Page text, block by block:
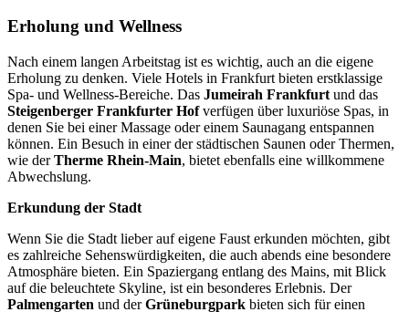
Erholung und Wellness
Nach einem langen Arbeitstag ist es wichtig, auch an die eigene
Erholung zu denken. Viele Hotels in Frankfurt bieten erstklassige
Spa- und Wellness-Bereiche. Das Jumeirah Frankfurt und das
Steigenberger Frankfurter Hofverfügen über luxuriöse Spas, in
denen Sie bei einer Massage oder einem Saunagang entspannen
können. Ein Besuch in einer der städtischen Saunen oder Thermen,
wie derTherme Rhein-Main, bietet ebenfalls eine willkommene
Abwechslung.
Erkundung der Stadt
Wenn Sie die Stadt lieber auf eigene Faust erkunden möchten, gibt
es zahlreiche Sehenswürdigkeiten, die auch abends eine besondere
Atmosphäre bieten. Ein Spaziergang entlang des Mains, mit Blick
auf die beleuchtete Skyline, ist ein besonderes Erlebnis. Der
Palmengarten und derGrüneburgpark bieten sich für einen